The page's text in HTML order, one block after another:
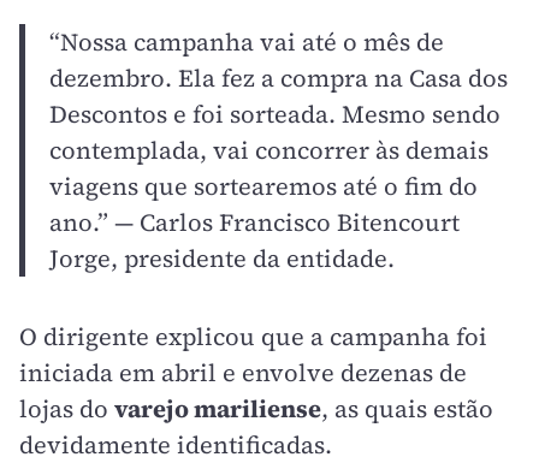
“Nossa campanha vai até o mês de
dezembro. Ela fez a compra na Casa dos
Descontos e foi sorteada. Mesmo sendo
contemplada, vai concorrer às demais
viagens que sortearemos até o fim do
ano.” — Carlos Francisco Bitencourt
Jorge, presidente da entidade.
O dirigente explicou que a campanha foi
iniciada em abril e envolve dezenas de
lojas do varejo mariliense, as quais estão
devidamente identificadas.